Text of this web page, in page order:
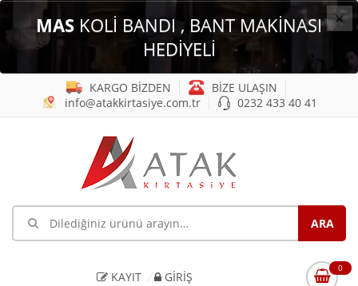
×
MAS KOLİ BANDI , BANT MAKİNASI
HEDİYELİ
KARGO BİZDEN
BİZE ULAŞIN
info@atakkirtasiye.com.tr
0232 433 40 41
KAYIT GIRIŞ
0